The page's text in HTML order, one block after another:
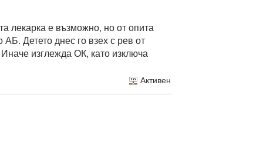
лекарка е възможно, но от опита
АБ. Детето днес го взех с рев от
изглежда ОК, като изключа
Активен